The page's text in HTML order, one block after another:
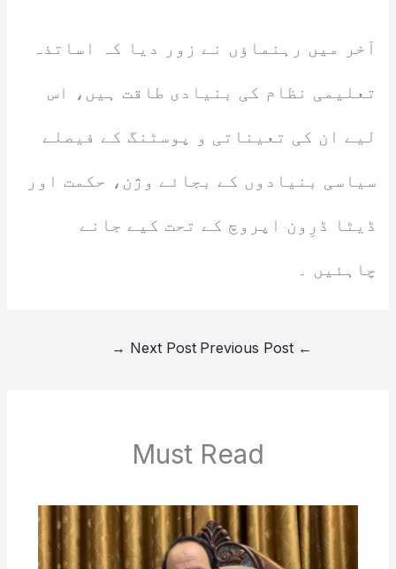
آخر میں رہنماؤں نے زور دیا کہ اساتذہ
تعلیمی نظام کی بنیادی طاقت ہیں، اس
لیے ان کی تعیناتی و پوسٹنگ کے فیصلے
سیاسی بنیادوں کے بجائے وژن، حکمت اور
ڈیٹا ڈرِون اپروچ کے تحت کیے جانے
چاہئیں ۔
←
Next Post
→
Must Read